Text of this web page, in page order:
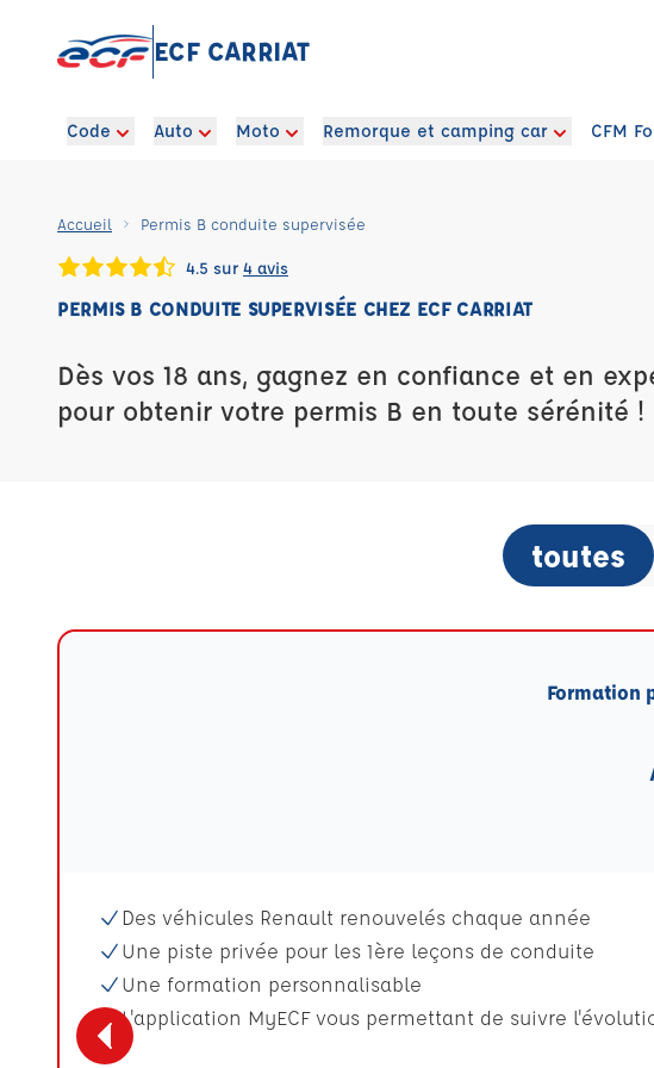
ECF CARRIAT
Code Auto Moto Remorque et camping car CFM
Accueil Permis B conduite supervisée
4.5 sur 4 avis
PERMIS B CONDUITE SUPERVISÉE CHEZ ECF CARRIAT
Dès vos 18 ans, gagnez en confiance et en
pour obtenir votre permis B en toute sérénité !
toutes
Formation
Des véhicules Renault renouvelés chaque année
Une piste privée pour les 1ère leçons de conduite
Une formation personnalisable
L'application MyECF vous permettant de suivre